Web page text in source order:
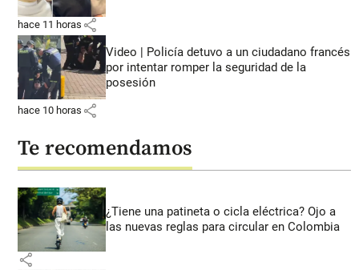
hace 11 horas share
Video | Policía detuvo a un ciudadano francés
por intentar romper la seguridad de la
posesión
hace 10 horas share
Te recomendamos
¿Tiene una patineta o cicla eléctrica? Ojo a
las nuevas reglas para circular en Colombia
share